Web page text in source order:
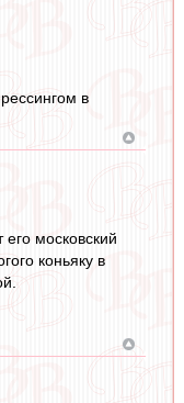
в
московский
коньяку в